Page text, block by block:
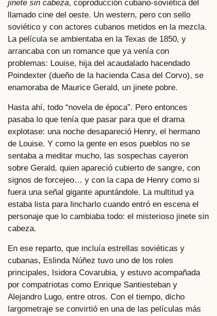
jinete sin cabeza, coproducción cubano-soviética del
llamado cine del oeste. Un western, pero con sello
soviético y con actores cubanos metidos en la mezcla.
La película se ambientaba en la Texas de 1850, y
arrancaba con un romance que ya venía con
problemas: Louise, hija del acaudalado hacendado
Poindexter (dueño de la hacienda Casa del Corvo), se
enamoraba de Maurice Gerald, un jinete pobre.
Hasta ahí, todo “novela de época”. Pero entonces
pasaba lo que tenía que pasar para que el drama
explotase: una noche desapareció Henry, el hermano
de Louise. Y como la gente en esos pueblos no se
sentaba a meditar mucho, las sospechas cayeron
sobre Gerald, quien apareció cubierto de sangre, con
signos de forcejeo… y con la capa de Henry como si
fuera una señal gigante apuntándole. La multitud ya
estaba lista para lincharlo cuando entró en escena el
personaje que lo cambiaba todo: el misterioso jinete sin
cabeza.
En ese reparto, que incluía estrellas soviéticas y
cubanas, Eslinda Núñez tuvo uno de los roles
principales, Isidora Covarubia, y estuvo acompañada
por compatriotas como Enrique Santiesteban y
Alejandro Lugo, entre otros. Con el tiempo, dicho
largometraje se convirtió en una de las películas más